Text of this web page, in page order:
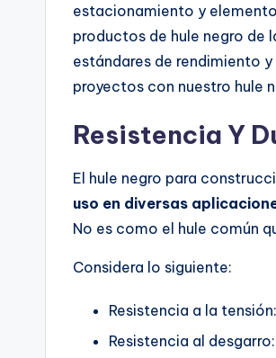
estacionamiento y
productos de hule negro de
estándares de rendimiento
proyectos con nuestro hule
Resistencia Y
El hule negro para
uso en diversas
No es como el hule común
Considera lo siguiente:
Resistencia a la
Resistencia al